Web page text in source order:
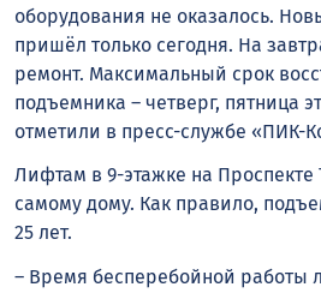
оборудования не оказалось.
пришёл только сегодня. На
ремонт. Максимальный срок
подъемника – четверг, пятница
отметили в пресс-службе «ПИК-
Лифтам в 9-этажке на Проспекте
самому дому. Как правило,
25 лет.
– Время бесперебойной работы